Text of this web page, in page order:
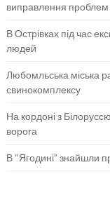
виправлення проблем
В Острівках під час
людей
Любомльська міська
свинокомплексу
На кордоні з
ворога
В “Ягодині” знайшли